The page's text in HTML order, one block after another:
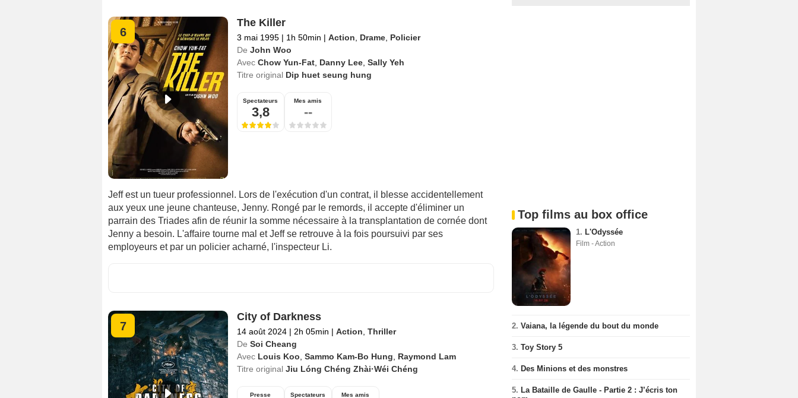
6
The Killer
3 mai 1995 | 1h 50min | Action Drame, Policier
De John Woo
Avec Chow Yun-Fat, Danny Lee, Sally Yeh
Titre original Dip huet seung hung
Spectateurs
3,8
Mes amis
--
Jeff est un tueur professionnel. Lors de l'exécution d'un contrat, il blesse accidentellement
aux yeux une jeune chanteuse, Jenny. Rongé par le remords, il accepte d'éliminer un
parrain des Triades afin de réunir la somme nécessaire à la transplantation de cornée dont
Jenny a besoin. L'affaire tourne mal et Jeff se retrouve à la fois poursuivi par ses
employeurs et par un policier acharné, l'inspecteur Li.
7
City of Darkness
14 août 2024 | 2h 05min | Action Thriller
De Soi Cheang
Avec Louis Koo Sammo Kam-Bo Hung
Raymond Lam
Titre original Jiu Lóng Chéng Zhài·Wéi Chéng
Presse Spectateurs Mes amis
Top films au box office
1. L'Odyssée
Film - Action
2. Vaiana, la légende du bout du monde
3. Toy Story 5
4. Des Minions et des monstres
5. La Bataille de Gaulle - Partie 2 : J’écris ton